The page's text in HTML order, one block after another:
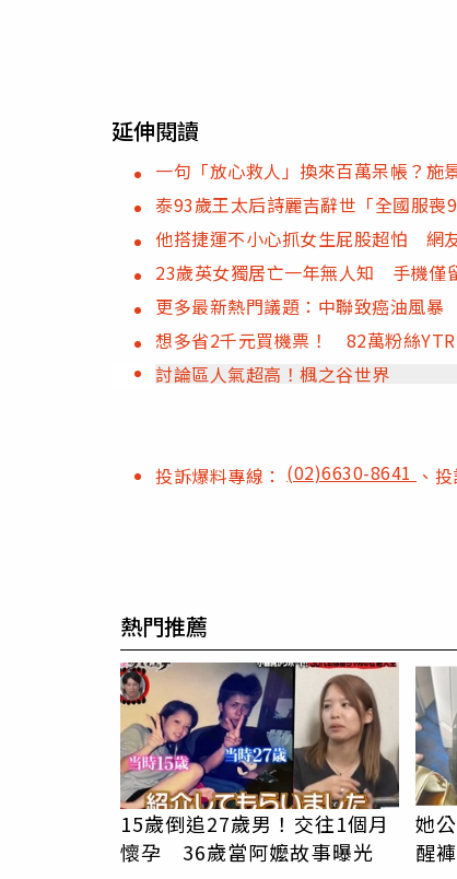
延伸閱讀
一句「放心救人」換來百萬呆帳？
泰93歲王太后詩麗吉辭世「全國服
他搭捷運不小心抓女生屁股超怕 網
23歲英女獨居亡一年無人知 手機僅
更多最新熱門議題：中聯致癌油風暴
想多省2千元買機票！ 82萬粉絲
討論區人氣超高！楓之谷世界
投訴爆料專線： (02)6630-8641 、
熱門推薦
15歲倒追27歲男！交往1個月
懷孕 36歲當阿嬤故事曝光
她
醒